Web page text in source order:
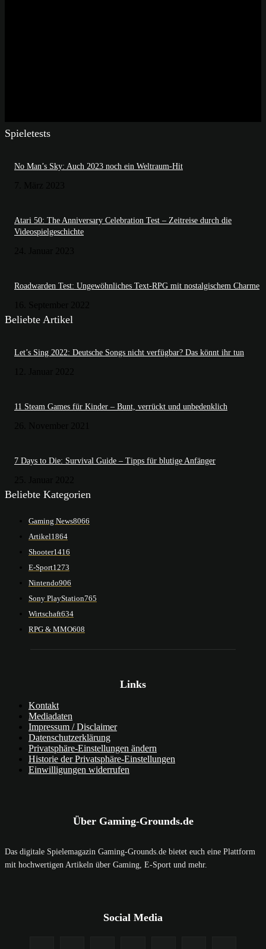
Spieletests
No Man’s Sky: Auch 2023 noch ein Weltraum-Hit
Atari 50: The Anniversary Celebration Test – Zeitreise durch die
Videospielgeschichte
Roadwarden Test: Ungewöhnliches Text-RPG mit nostalgischem Charme
Beliebte Artikel
Let’s Sing 2022: Deutsche Songs nicht verfügbar? Das könnt ihr tun
11 Steam Games für Kinder – Bunt, verrückt und unbedenklich
7 Days to Die: Survival Guide – Tipps für blutige Anfänger
Beliebte Kategorien
Gaming News8066
Artikel1864
Shooter1416
E-Sport1273
Nintendo906
Sony PlayStation765
Wirtschaft634
RPG & MMO608
Links
Kontakt
Mediadaten
Impressum / Disclaimer
Datenschutzerklärung
Privatsphäre-Einstellungen ändern
Historie der Privatsphäre-Einstellungen
Einwilligungen widerrufen
Über Gaming-Grounds.de
Das digitale Spielemagazin Gaming-Grounds.de bietet euch eine Plattform
mit hochwertigen Artikeln über Gaming, E-Sport und mehr.
Social Media